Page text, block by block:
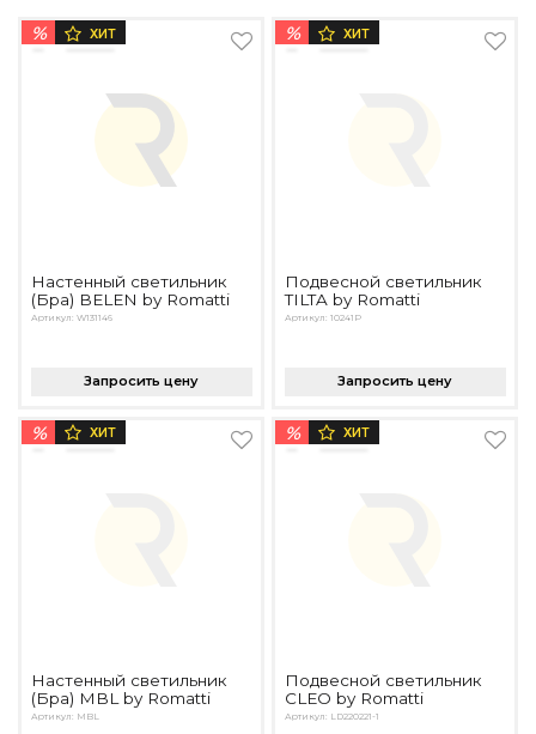
% ХИТ
Настенный светильник
(Бра) BELEN by Romatti
Артикул: W131146
Запросить цену
% ХИТ
Подвесной светильник
TILTA by Romatti
Артикул: 10241P
Запросить цену
% ХИТ
Настенный светильник
(Бра) MBL by Romatti
Артикул: MBL
% ХИТ
Подвесной светильник
CLEO by Romatti
Артикул: LD220221-1